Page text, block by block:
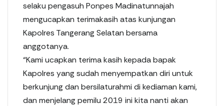
selaku pengasuh Ponpes Madinatunnajah
mengucapkan terimakasih atas kunjungan
Kapolres Tangerang Selatan bersama
anggotanya.
“Kami ucapkan terima kasih kepada bapak
Kapolres yang sudah menyempatkan diri untuk
berkunjung dan bersilaturahmi di kediaman kami,
dan menjelang pemilu 2019 ini kita nanti akan